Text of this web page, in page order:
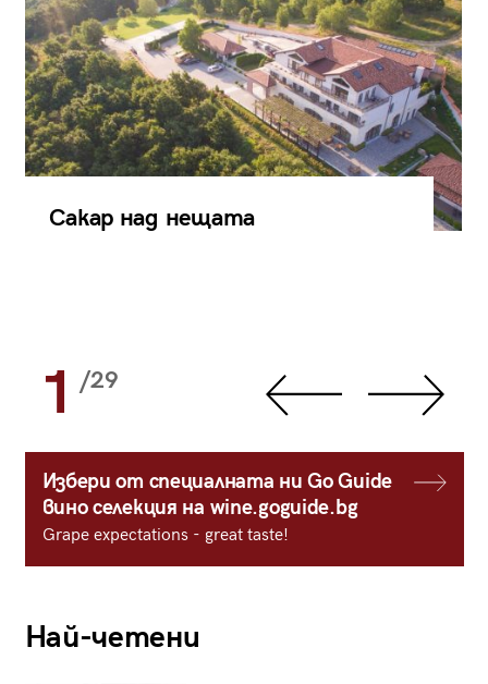
Сакар над нещата
1 /29
Избери от специалната ни Go Guide
вино селекция на wine.goguide.bg
Grape expectations - great taste!
Най-четени